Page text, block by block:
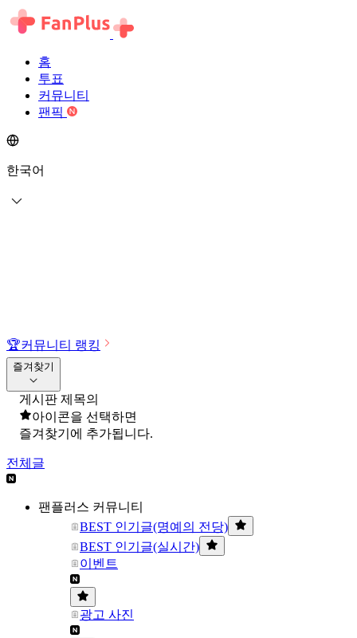
홈
투표
커뮤니티
팬픽
한국어
🏆커뮤니티 랭킹
즐겨찾기
게시판 제목의
아이콘을 선택하면
즐겨찾기에 추가됩니다.
전체글
팬플러스 커뮤니티
BEST 인기글(명예의 전당)
BEST 인기글(실시간)
이벤트
광고 사진